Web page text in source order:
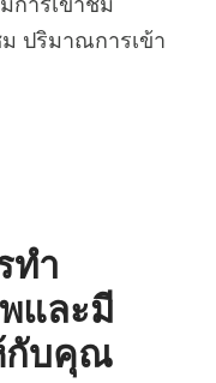
ปริมาณการเข้า
ทำ
และมี
กับคุณ